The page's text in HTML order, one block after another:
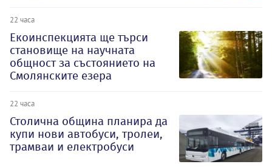
22 часа
Екоинспекцията ще търси
становище на научната
общност за състоянието на
Смолянските езера
22 часа
Столична община планира да
купи нови автобуси, тролеи,
трамваи и електробуси